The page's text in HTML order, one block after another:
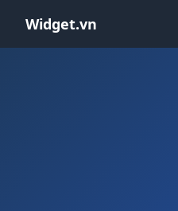
Widget.vn